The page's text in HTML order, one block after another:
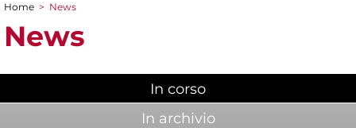
Tu sei qui
Home > News
News
In corso
In archivio